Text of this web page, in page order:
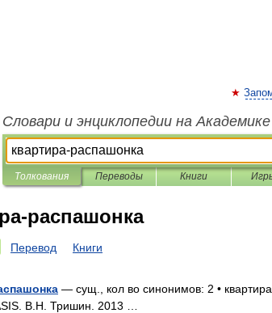
Словари и энциклопедии на Академике
Толкования Переводы Книги
распашонка
Перевод Книги
— сущ., кол во синонимов: 2 •
В.Н. Тришин. 2013 …